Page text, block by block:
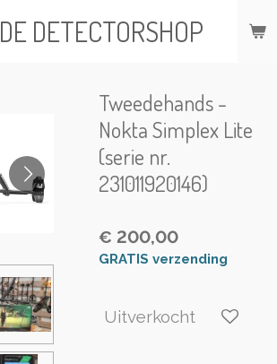
DE DETECTORSHOP
Tweedehands -
Nokta Simplex Lite
(serie nr.
231011920146)
€ 200,00
GRATIS verzending
Uitverkocht